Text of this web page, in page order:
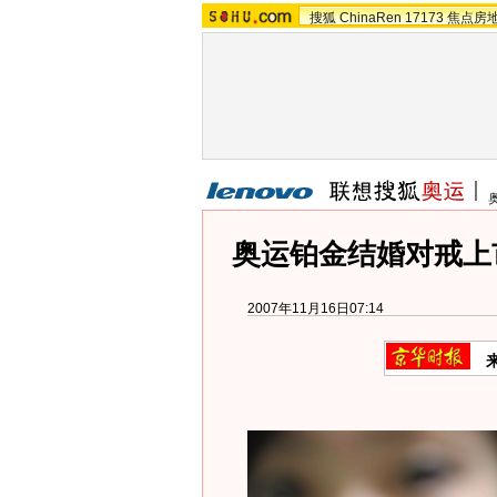
搜狐 ChinaRen 17173 焦点房
奥运铂金结婚对戒
2007年11月16日07:14